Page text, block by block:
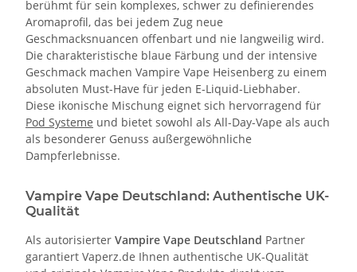
berühmt für sein komplexes, schwer zu definierendes
Aromaprofil, das bei jedem Zug neue
Geschmacksnuancen offenbart und nie langweilig wird.
Die charakteristische blaue Färbung und der intensive
Geschmack machen Vampire Vape Heisenberg zu einem
absoluten Must-Have für jeden E-Liquid-Liebhaber.
Diese ikonische Mischung eignet sich hervorragend für
Pod Systeme und bietet sowohl als All-Day-Vape als auch
als besonderer Genuss außergewöhnliche
Dampferlebnisse.
Vampire Vape Deutschland: Authentische UK-
Qualität
Als autorisierter Vampire Vape Deutschland Partner
garantiert Vaperz.de Ihnen authentische UK-Qualität